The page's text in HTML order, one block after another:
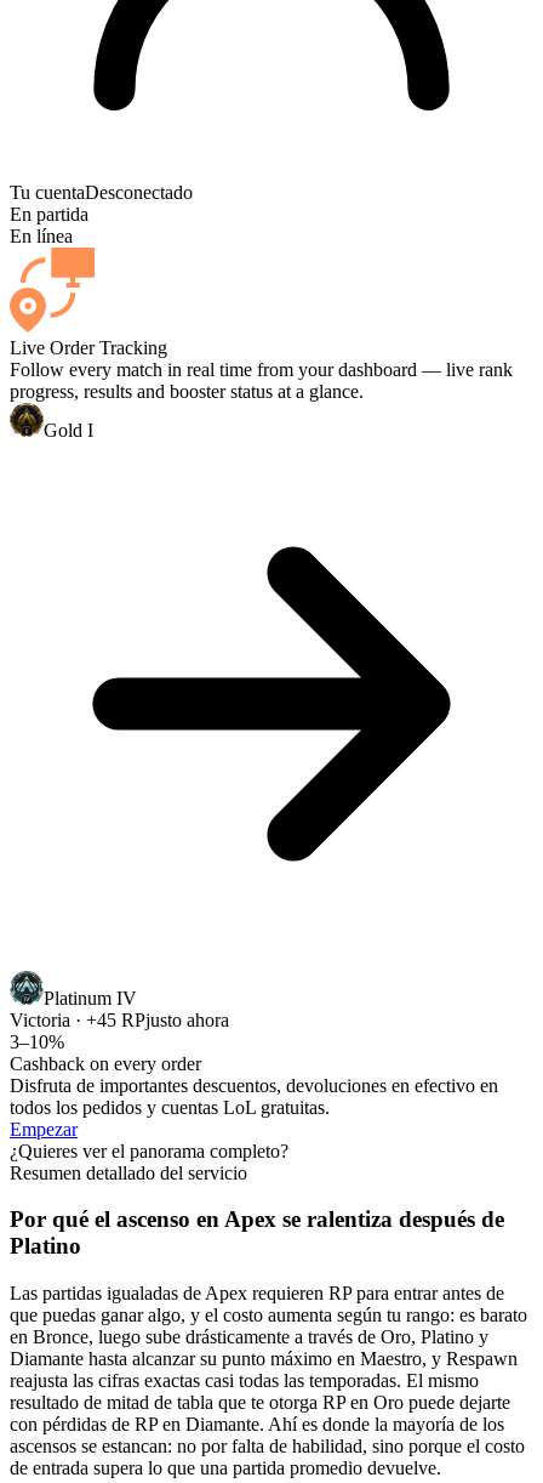
Tu cuentaDesconectado
En partida
En línea
Live Order Tracking
Follow every match in real time from your dashboard — live rank
progress, results and booster status at a glance.
Gold I
Platinum IV
Victoria · +45 RPjusto ahora
3–10%
Cashback on every order
Disfruta de importantes descuentos, devoluciones en efectivo en
todos los pedidos y cuentas LoL gratuitas.
Empezar
¿Quieres ver el panorama completo?
Resumen detallado del servicio
Por qué el ascenso en Apex se ralentiza después de
Platino
Las partidas igualadas de Apex requieren RP para entrar antes de
que puedas ganar algo, y el costo aumenta según tu rango: es barato
en Bronce, luego sube drásticamente a través de Oro, Platino y
Diamante hasta alcanzar su punto máximo en Maestro, y Respawn
reajusta las cifras exactas casi todas las temporadas. El mismo
resultado de mitad de tabla que te otorga RP en Oro puede dejarte
con pérdidas de RP en Diamante. Ahí es donde la mayoría de los
ascensos se estancan: no por falta de habilidad, sino porque el costo
de entrada supera lo que una partida promedio devuelve.